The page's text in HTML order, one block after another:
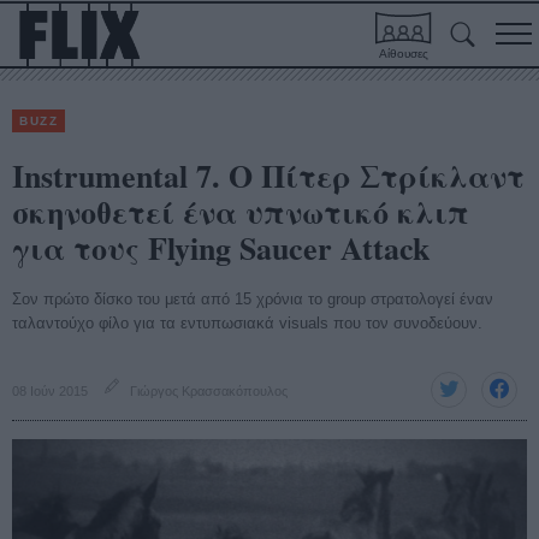
Αίθουσες
BUZZ
Instrumental 7. O Πίτερ Στρίκλαντ
σκηνοθετεί ένα υπνωτικό κλιπ
για τους Flying Saucer Attack
Σον πρώτο δίσκο του μετά από 15 χρόνια το group στρατολογεί έναν
ταλαντούχο φίλο για τα εντυπωσιακά visuals που τον συνοδεύουν.
08 Ιούν 2015 Γιώργος Κρασσακόπουλος